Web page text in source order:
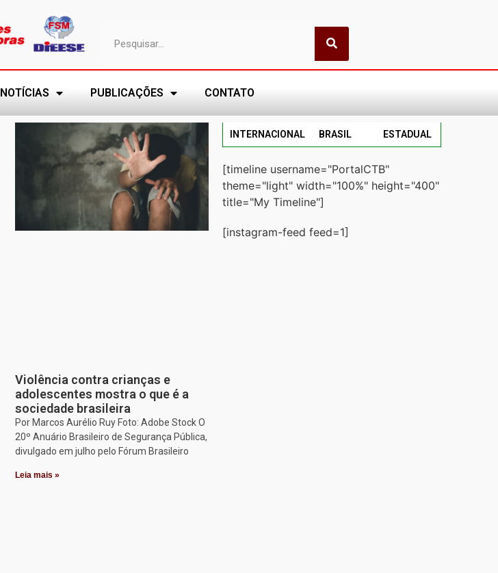
NOTÍCIAS PUBLICAÇÕES CONTATO
Violência contra crianças e
adolescentes mostra o que é a
sociedade brasileira
Por Marcos Aurélio Ruy Foto: Adobe Stock O
20º Anuário Brasileiro de Segurança Pública,
divulgado em julho pelo Fórum Brasileiro
Leia mais »
INTERNACIONAL BRASIL ESTADUAL
[timeline username="PortalCTB"
theme="light" width="100%" height="400"
title="My Timeline"]
[instagram-feed feed=1]